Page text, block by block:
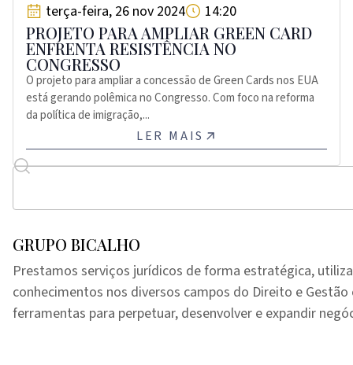
terça-feira, 26 nov 2024 14:20
PROJETO PARA AMPLIAR GREEN CARD
ENFRENTA RESISTÊNCIA NO
CONGRESSO
O projeto para ampliar a concessão de Green Cards nos EUA
está gerando polêmica no Congresso. Com foco na reforma
da política de imigração,...
LER MAIS
GRUPO BICALHO
Prestamos serviços jurídicos de forma estratégica,
conhecimentos nos diversos campos do Direito e
ferramentas para perpetuar, desenvolver e expandir